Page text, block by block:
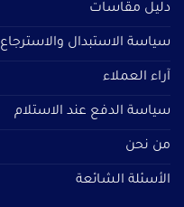
دليل مقاسات
سياسة الاستبدال والاسترجاع
آراء العملاء
سياسة الدفع عند الاستلام
من نحن
الأسئلة الشائعة